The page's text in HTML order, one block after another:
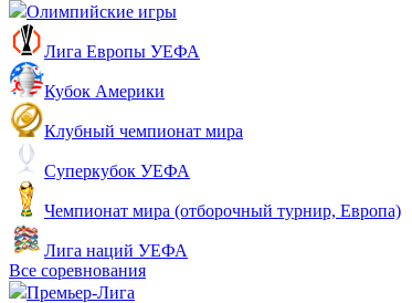
Олимпийские игры
Лига Европы УЕФА
Кубок Америки
Клубный чемпионат мира
Суперкубок УЕФА
Чемпионат мира (отборочный турнир, Европа)
Лига наций УЕФА
Все соревнования
Премьер-Лига